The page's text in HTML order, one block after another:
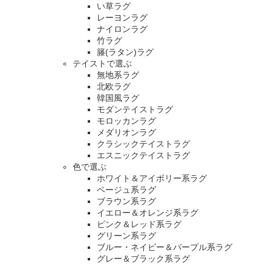
い草ラグ
レーヨンラグ
ナイロンラグ
竹ラグ
籐(ラタン)ラグ
テイストで選ぶ
無地系ラグ
北欧ラグ
韓国風ラグ
モダンテイストラグ
モロッカンラグ
メダリオンラグ
クラシックテイストラグ
エスニックテイストラグ
色で選ぶ
ホワイト＆アイボリー系ラグ
ベージュ系ラグ
ブラウン系ラグ
イエロー＆オレンジ系ラグ
ピンク＆レッド系ラグ
グリーン系ラグ
ブルー・ネイビー＆パープル系ラグ
グレー＆ブラック系ラグ